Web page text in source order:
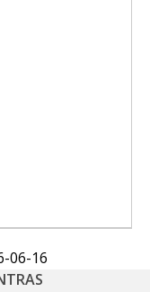
06-16